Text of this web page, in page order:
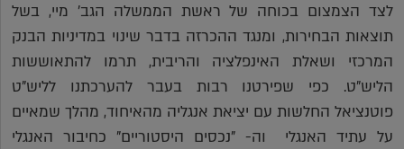
לצד הצמצום בכוחה של ראשת הממשלה הגב' מיי, בשל
תוצאות הבחירות, ומנגד ההכרזה בדבר שינוי במדיניות הבנק
המרכזי ושאלת האינפלציה והריבית, תרמו להתאוששות
הליש"ט. כפי שפירטנו רבות בעבר להערכתנו לליש"ט
פוטנציאל החלשות עם יציאת אנגליה מהאיחוד, מהלך שמאיים
על עתיד האנגלי וה- "נכסים היסטוריים" כחיבור האנגלי